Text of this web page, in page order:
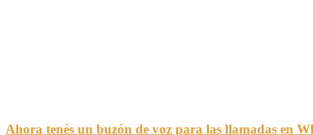
Ahora tenés un buzón de voz para las llamadas en